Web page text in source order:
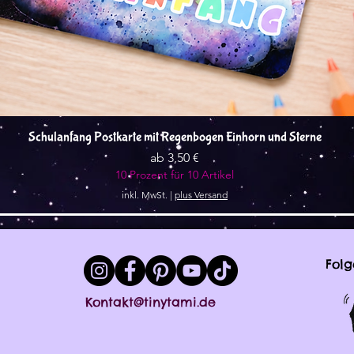
Schnellansicht
Schulanfang Postkarte mit Regenbogen Einhorn und Sterne
ab 3,50 €
Sale-Preis
10 Prozent für 10 Artikel
inkl. MwSt. | plus Versand
Kontakt@tinytami.de